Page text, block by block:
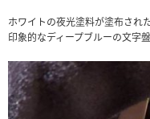
ホワイトの夜光塗料が塗布され
印象的なディープブルーの文字